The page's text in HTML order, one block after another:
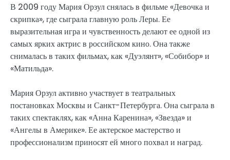
В 2009 году Мария Орзул снялась в фильме «Девочка и
скрипка», где сыграла главную роль Леры. Ее
выразительная игра и чувственность делают ее одной из
самых ярких актрис в российском кино. Она также
снималась в таких фильмах, как «Дуэлянт», «Собибор» и
«Матильда».
Мария Орзул активно участвует в театральных
постановках Москвы и Санкт-Петербурга. Она сыграла в
таких спектаклях, как «Анна Каренина», «Звезда» и
«Ангелы в Америке». Ее актерское мастерство и
профессионализм приносят ей много похвал и наград.